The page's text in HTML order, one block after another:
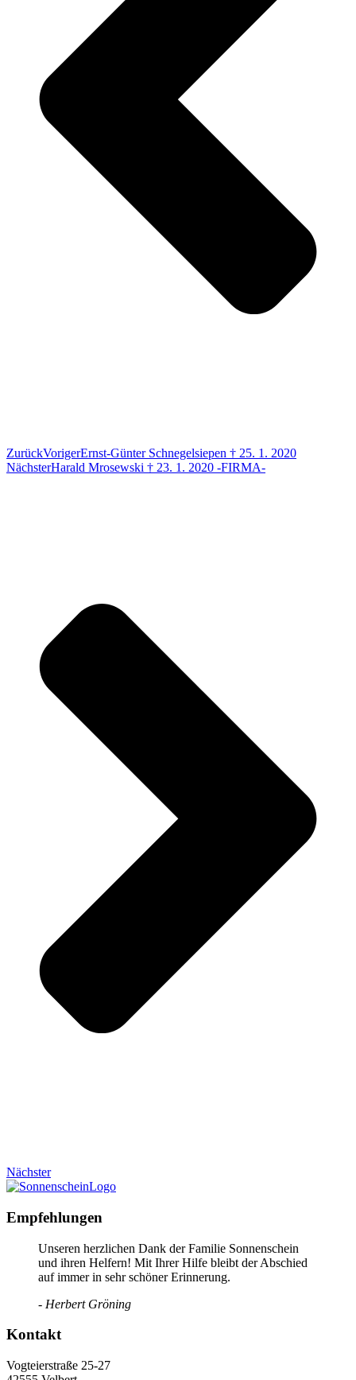
ZurückVorigerErnst-Günter Schnegelsiepen † 25. 1. 2020
NächsterHarald Mrosewski † 23. 1. 2020 -FIRMA-
Nächster
Empfehlungen
Unseren herzlichen Dank der Familie Sonnenschein
und ihren Helfern! Mit Ihrer Hilfe bleibt der Abschied
auf immer in sehr schöner Erinnerung.
- Herbert Gröning
Kontakt
Vogteierstraße 25-27